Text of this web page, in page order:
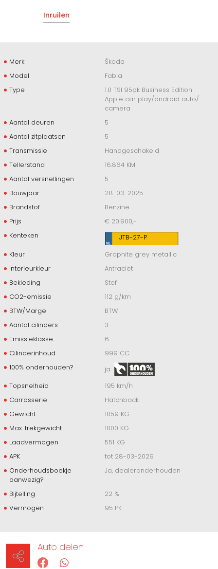
Inruilen
Merk
Škoda
Model
Fabia
Type
1.0 TSI 95pk Business Edition
Apple car play/android auto/
camera
Aantal deuren
5
Aantal zitplaatsen
5
Transmissie
Handgeschakeld
Tellerstand
16.864 KM
Aantal versnellingen
5
Bouwjaar
28-03-2025
Brandstof
Benzine
Prijs
€ 20.900,-
Kenteken
JTB-27-P
Kleur
Graphite grey metallic
Interieurkleur
Antraciet
Bekleding
Stof
CO2-emissie
112 g/km
BTW/Marge
BTW
Aantal cilinders
3
Emissieklasse
6
Cilinderinhoud
999 CC
100% onderhouden?
ja
Topsnelheid
195 km/h
Carrosserie
Hatchback
Gewicht
1059 KG
Max. trekgewicht
1000 KG
Laadvermogen
551 KG
APK
tot 28-03-2029
Onderhoudsboekje
aanwezig?
Ja, dealeronderhouden
Bijtelling
22 %
Vermogen
95 PK
Auto delen